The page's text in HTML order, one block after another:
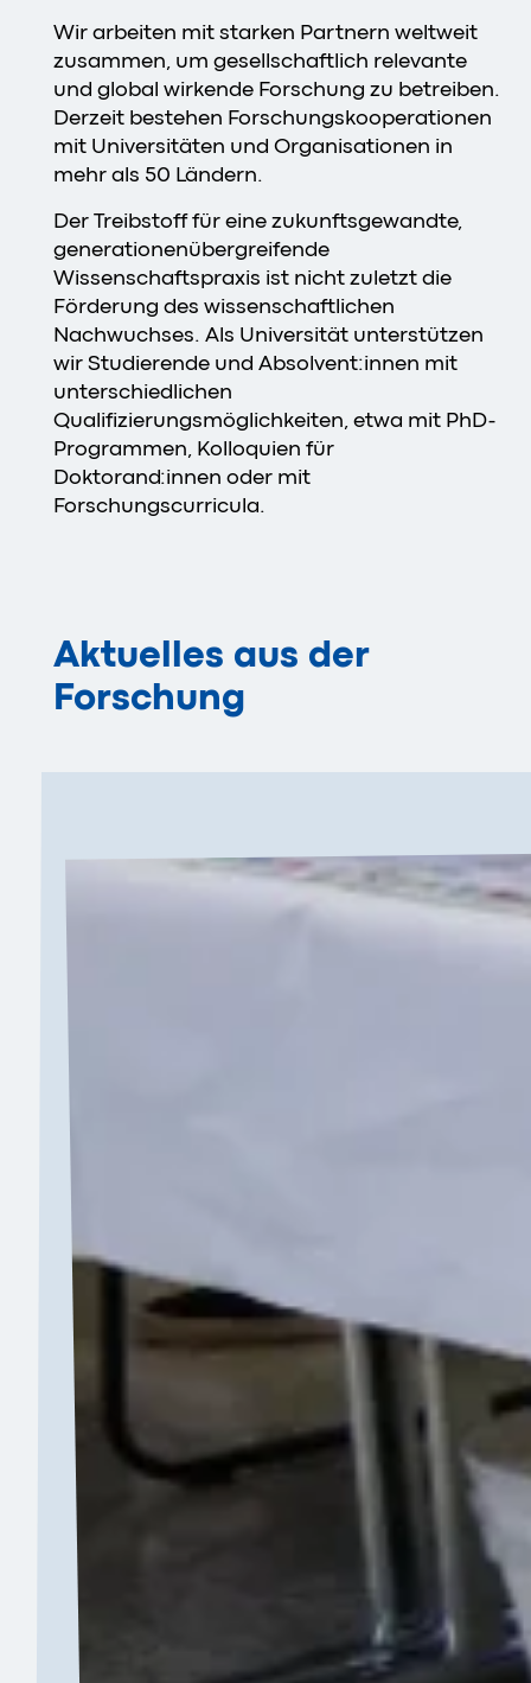
Wir arbeiten mit starken Partnern weltweit
zusammen, um gesellschaftlich relevante
und global wirkende Forschung zu betreiben.
Derzeit bestehen Forschungskooperationen
mit Universitäten und Organisationen in
mehr als 50 Ländern.
Der Treibstoff für eine zukunftsgewandte,
generationenübergreifende
Wissenschaftspraxis ist nicht zuletzt die
Förderung des wissenschaftlichen
Nachwuchses. Als Universität unterstützen
wir Studierende und Absolvent:innen mit
unterschiedlichen
Qualifizierungsmöglichkeiten, etwa mit PhD-
Programmen, Kolloquien für
Doktorand:innen oder mit
Forschungscurricula.
Aktuelles aus der
Forschung